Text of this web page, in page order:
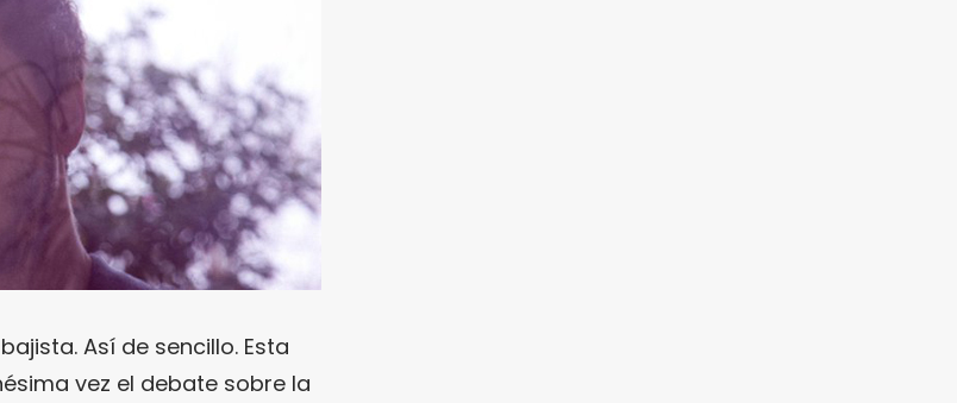
bajista. Así de sencillo. Esta
vez el debate sobre la